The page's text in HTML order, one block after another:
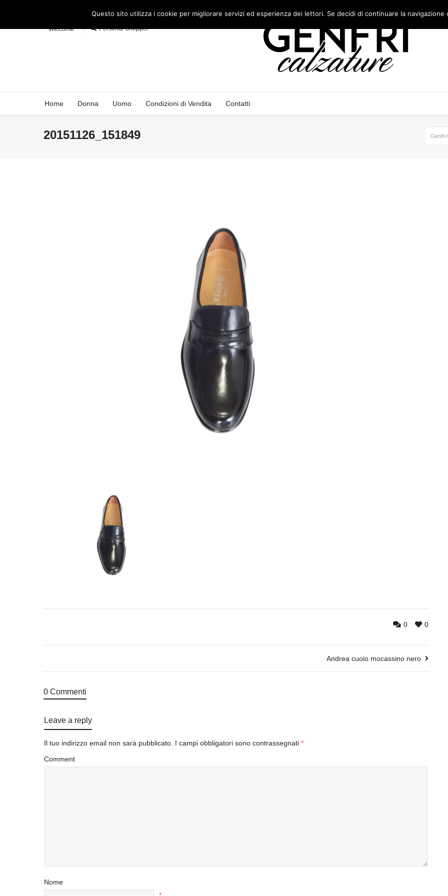
Welcome Personal Shopper
Home Donna Uomo Condizioni di Vendita Contatti
20151126_151849 Genfri
0
0
Andrea cuoio mocassino nero
0 Commenti
Leave a reply
Il tuo indirizzo email non sarà pubblicato. I campi obbligatori sono contrassegnati *
Comment
Nome
Questo sito utilizza i cookie per migliorare servizi ed esperienza dei lettori. Se decidi di continuare la